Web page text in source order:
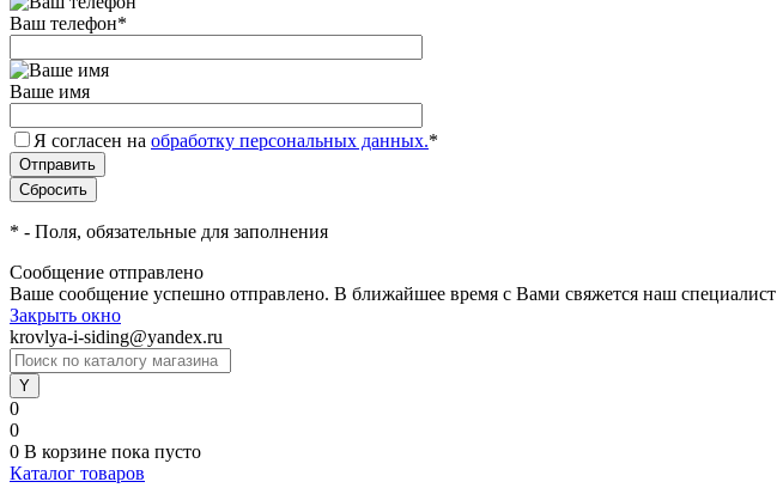
Ваш телефон*
Ваше имя
Я согласен на обработку персональных данных.*
* - Поля, обязательные для заполнения
Сообщение отправлено
Ваше сообщение успешно отправлено. В ближайшее время с Вами свяжется наш специалист
Закрыть окно
krovlya-i-siding@yandex.ru
0
0
0 В корзине пока пусто
Каталог товаров